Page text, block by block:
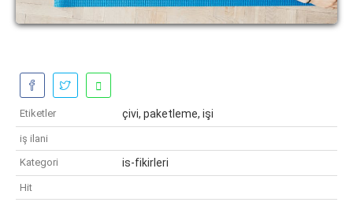
Etiketler çivi, paketleme, işi
iş ilani
Kategori
is-fikirleri
Hit